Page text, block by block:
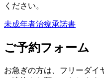
ください。
未成年者治療承諾書
ご予約フォーム
お急ぎの方は、 フリーダイ